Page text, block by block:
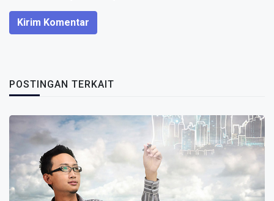
Kirim Komentar
POSTINGAN TERKAIT